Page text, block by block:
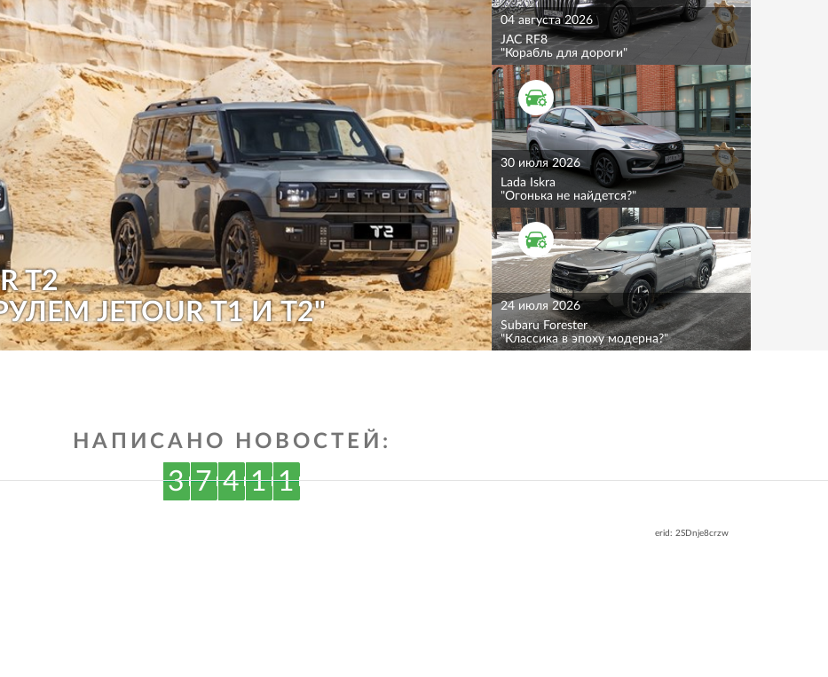
T2
JETOUR T1 И T2"
04 августа 2026
JAC RF8
"Корабль для дороги"
ТЕСТ ДРАЙВ
30 июля 2026
Lada Iskra
"Огонька не найдется?"
ТЕСТ ДРАЙВ
24 июля 2026
Subaru Forester
"Классика в эпоху модерна?"
НАПИСАНО НОВОСТЕЙ:
3 7 4 1 1
erid: 2SDnje8crzw